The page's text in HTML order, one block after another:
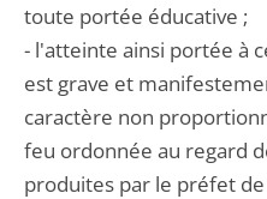
toute portée éducative ;
- l'atteinte ainsi portée à
est grave et
caractère non
feu ordonnée au regard
produites par le préfet